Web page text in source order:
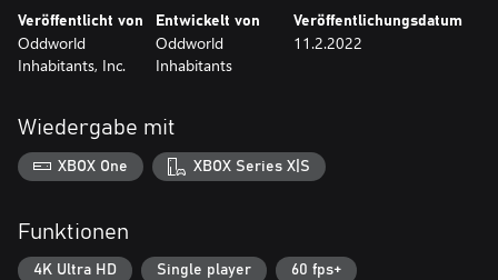
Veröffentlicht von
Oddworld
Inhabitants, Inc.
Entwickelt von
Oddworld
Inhabitants
Veröffentlichungsdatum
11.2.2022
Wiedergabe mit
XBOX One XBOX Series X|S
Funktionen
4K Ultra HD Single player 60 fps+